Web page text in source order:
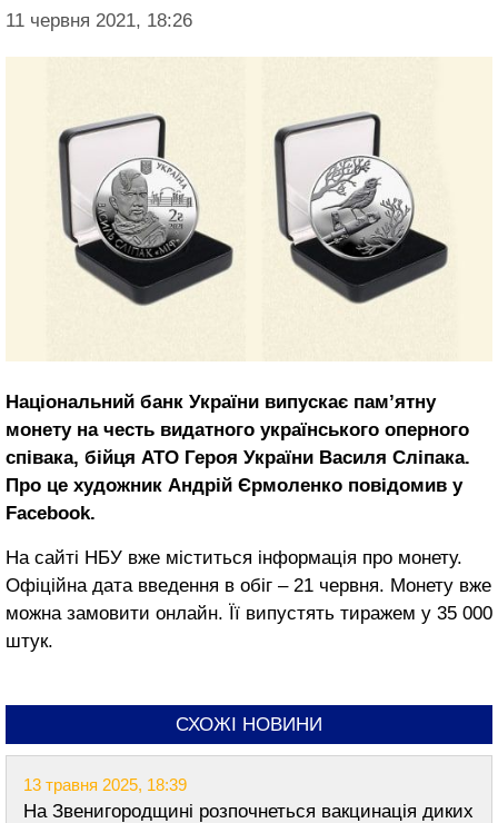
11 червня 2021, 18:26
Національний банк України випускає пам’ятну
монету на честь видатного українського оперного
співака, бійця АТО Героя України Василя Сліпака.
Про це художник Андрій Єрмоленко повідомив у
Facebook.
На сайті НБУ вже міститься інформація про монету.
Офіційна дата введення в обіг – 21 червня. Монету вже
можна замовити онлайн. Її випустять тиражем у 35 000
штук.
СХОЖІ НОВИНИ
13 травня 2025, 18:39
На Звенигородщині розпочнеться вакцинація диких